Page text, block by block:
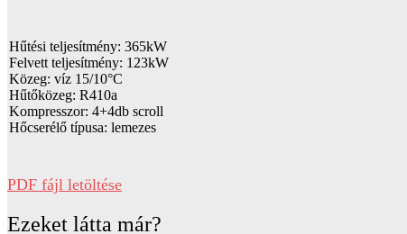
Hűtési teljesítmény: 365kW
Felvett teljesítmény: 123kW
Közeg: víz 15/10°C
Hűtőközeg: R410a
Kompresszor: 4+4db scroll
Hőcserélő típusa: lemezes
PDF fájl letöltése
Ezeket látta már?